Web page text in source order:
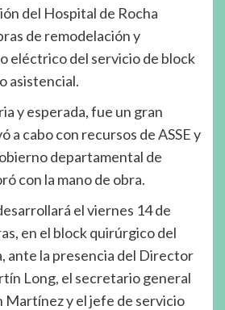
del Hospital de Rocha
de remodelación y
eléctrico del servicio de block
asistencial.
y esperada, fue un gran
a cabo con recursos de ASSE y
departamental de
con la mano de obra.
el viernes 14 de
en el block quirúrgico del
ante la presencia del Director
Long, el secretario general
Martínez y el jefe de servicio